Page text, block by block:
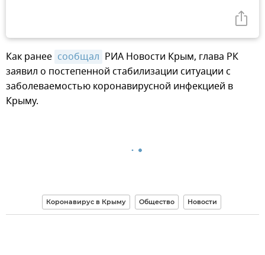
Как ранее сообщал РИА Новости Крым, глава РК
заявил о постепенной стабилизации ситуации с
заболеваемостью коронавирусной инфекцией в
Крыму.
Коронавирус в Крыму Общество Новости